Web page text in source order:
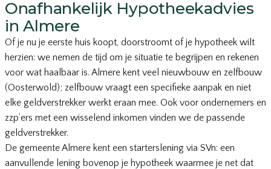
Onafhankelijk Hypotheekadvies
in Almere
Of je nu je eerste huis koopt, doorstroomt of je hypotheek wilt
herzien: we nemen de tijd om je situatie te begrijpen en rekenen
voor wat haalbaar is. Almere kent veel nieuwbouw en zelfbouw
(Oosterwold); zelfbouw vraagt een specifieke aanpak en niet
elke geldverstrekker werkt eraan mee. Ook voor ondernemers en
zzp’ers met een wisselend inkomen vinden we de passende
geldverstrekker.
De gemeente Almere kent een starterslening via SVn: een
aanvullende lening bovenop je hypotheek waarmee je net dat